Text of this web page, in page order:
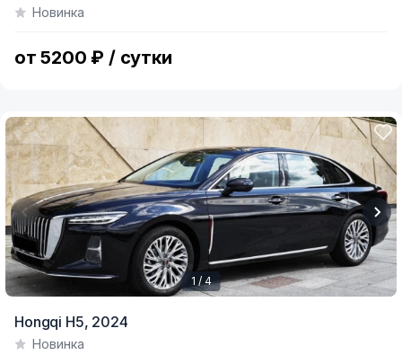
of
Новинка
от 5200 ₽ / сутки
of
1 / 4
Hongqi H5, 2024
Новинка